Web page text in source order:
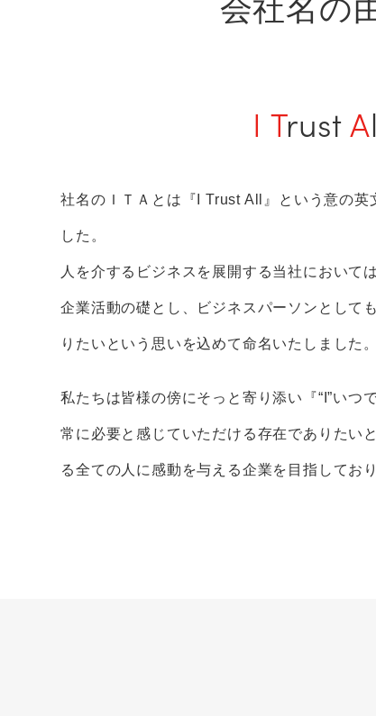
会社名の
I TrustA
社名のＩＴＡとは『I Trust All』という意の英
した。
人を介するビジネスを展開する当社において
企業活動の礎とし、ビジネスパーソンとして
りたいという思いを込めて命名いたしました。
私たちは皆様の傍にそっと寄り添い『“I”いつで
常に必要と感じていただける存在でありたい
る全ての人に感動を与える企業を目指しており